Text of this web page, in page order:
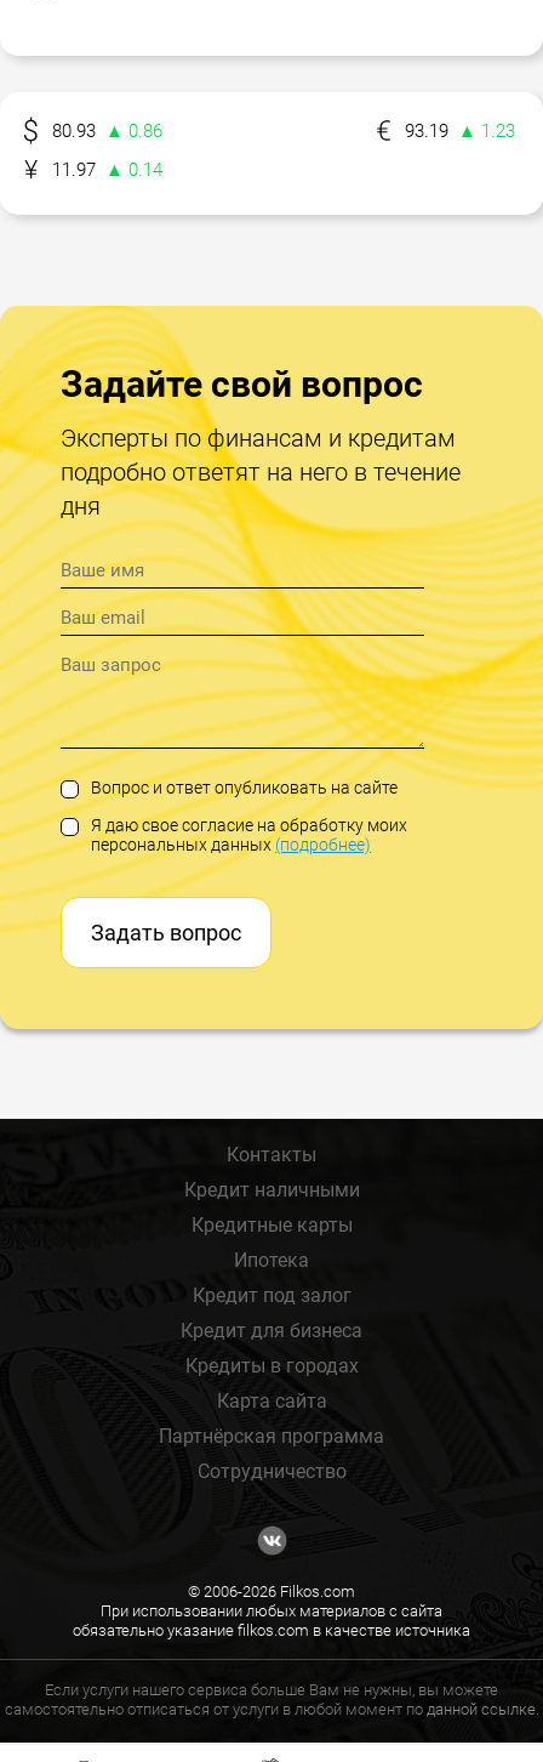
80.93 ▲ 0.86 93.19
▲ 1.23
11.97
▲ 0.14
Задайте свой вопрос
Эксперты по финансам и кредитам
подробно ответят на него в течение
дня
Вопрос и ответ опубликовать на сайте
Я даю свое согласие на обработку моих
персональных данных(подробнее)
Задать вопрос
Контакты
Кредит наличными
Кредитные карты
Ипотека
Кредит под залог
Кредит для бизнеса
Кредиты в городах
Карта сайта
Партнёрская программа
Сотрудничество
© 2006-2026 Filkos.com
При использовании любых материалов с сайта
обязательно указание filkos.com в качестве источника
Если услуги нашего сервиса больше Вам не нужны, вы можете
самостоятельно отписаться от услуги в любой момент по данной ссылке.